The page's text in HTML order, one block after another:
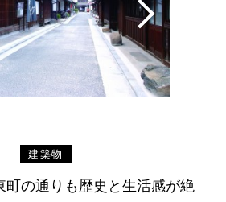
建築物
町の通りも歴史と生活感が絶